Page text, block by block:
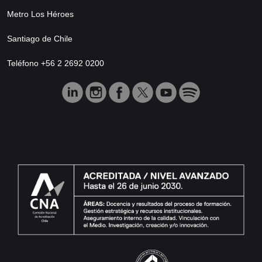
Metro Los Héroes
Santiago de Chile
Teléfono +56 2 2692 0200